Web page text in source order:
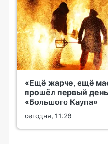
«Ещё жарче, ещё
прошёл первый
«Большого Каупа»
сегодня, 11:26